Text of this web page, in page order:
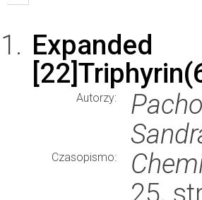
Autorzy:
Czasopismo:
25,